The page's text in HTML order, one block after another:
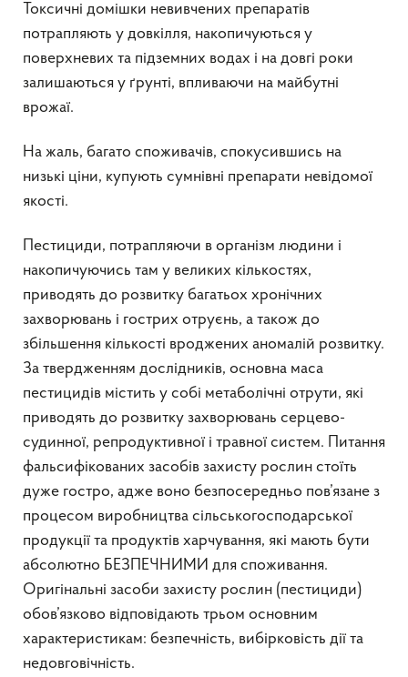
Токсичні домішки невивчених препаратів
потрапляють у довкілля, накопичуються у
поверхневих та підземних водах і на довгі роки
залишаються у ґрунті, впливаючи на майбутні
врожаї.
На жаль, багато споживачів, спокусившись на
низькі ціни, купують сумнівні препарати невідомої
якості.
Пестициди, потрапляючи в організм людини і
накопичуючись там у великих кількостях,
приводять до розвитку багатьох хронічних
захворювань і гострих отруєнь, а також до
збільшення кількості вроджених аномалій розвитку.
За твердженням дослідників, основна маса
пестицидів містить у собі метаболічні отрути, які
приводять до розвитку захворювань серцево-
судинної, репродуктивної і травної систем. Питання
фальсифікованих засобів захисту рослин стоїть
дуже гостро, адже воно безпосередньо пов’язане з
процесом виробництва сільськогосподарської
продукції та продуктів харчування, які мають бути
абсолютно БЕЗПЕЧНИМИ для споживання.
Оригінальні засоби захисту рослин (пестициди)
обов’язково відповідають трьом основним
характеристикам: безпечність, вибірковість дії та
недовговічність.